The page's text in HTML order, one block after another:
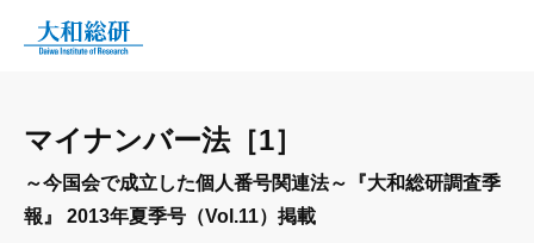
マイナンバー法［1］
～今国会で成立した個人番号関連法～『大和総研調査季
報』 2013年夏季号（Vol.11）掲載